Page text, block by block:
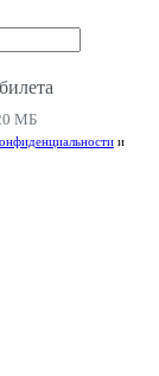
МБ
и